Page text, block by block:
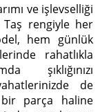
ve işlevselliği
Taş rengiyle her
hem günlük
rahatlıkla
şıklığınızı
de
bir parça haline